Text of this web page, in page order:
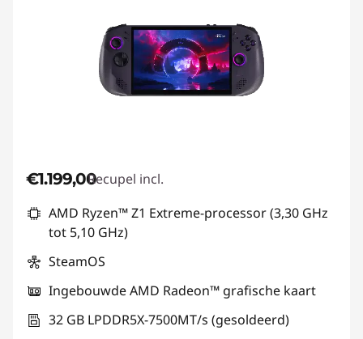
€1.199,00Recupel incl.
AMD Ryzen™ Z1 Extreme-processor (3,30 GHz
tot 5,10 GHz)
SteamOS
Ingebouwde AMD Radeon™ grafische kaart
32 GB LPDDR5X-7500MT/s (gesoldeerd)